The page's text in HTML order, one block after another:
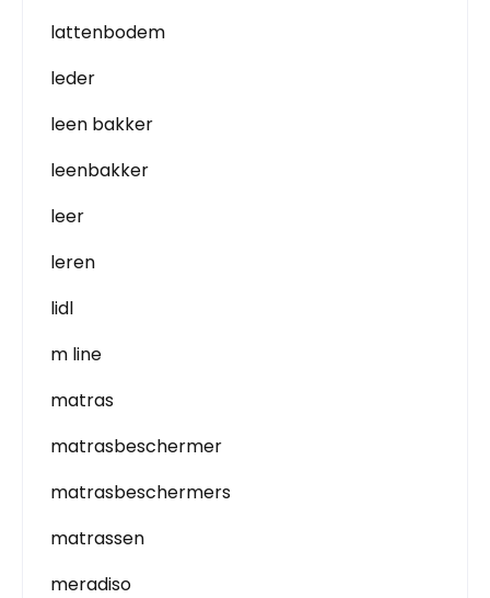
lattenbodem
leder
leen bakker
leenbakker
leer
leren
lidl
m line
matras
matrasbeschermer
matrasbeschermers
matrassen
meradiso